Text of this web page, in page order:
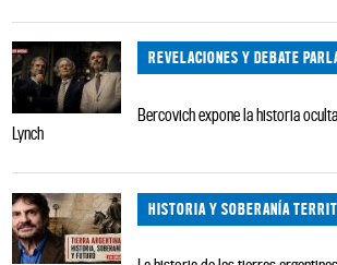
REVELACIONES Y DEBATE
Bercovich expone la historia
Lynch
HISTORIA Y SOBERANÍA